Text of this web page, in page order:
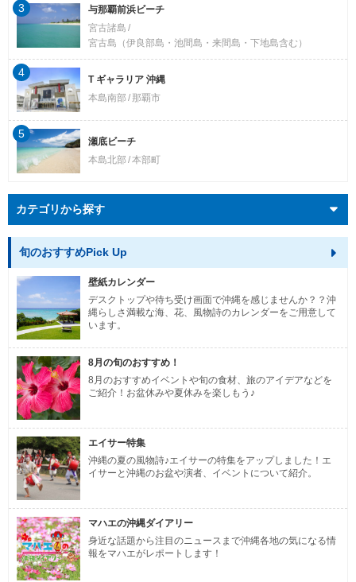
与那覇前浜ビーチ
宮古諸島
宮古島（伊良部島・池間島・来間島・下地島含む）
3
T ギャラリア 沖縄
本島南部
那覇市
4
瀬底ビーチ
本島北部 本部町
5
カテゴリから探す
旬のおすすめPick Up
壁紙カレンダー
デスクトップや待ち受け画面で沖縄を感じませんか？？沖
縄らしさ満載な海、花、風物詩のカレンダーをご用意して
います。
8月の旬のおすすめ！
8月のおすすめイベントや旬の食材、旅のアイデアなどを
ご紹介！お盆休みや夏休みを楽しもう♪
エイサー特集
沖縄の夏の風物詩♪エイサーの特集をアップしました！エ
イサーと沖縄のお盆や演者、イベントについて紹介。
マハエの沖縄ダイアリー
身近な話題から注目のニュースまで沖縄各地の気になる情
報をマハエがレポートします！